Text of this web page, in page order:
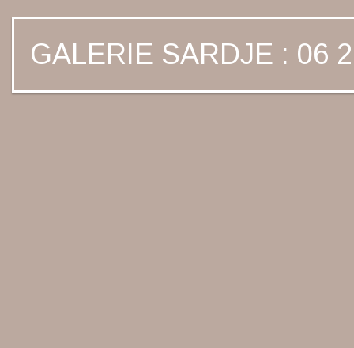
GALERIE SARDJE : 06